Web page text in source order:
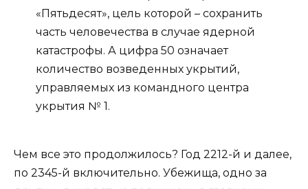
«Пятьдесят», цель которой – сохранить
часть человечества в случае ядерной
катастрофы. А цифра 50 означает
количество возведенных укрытий,
управляемых из командного центра
укрытия № 1.
Чем все это продолжилось? Год 2212-й и далее,
по 2345-й включительно. Убежища, одно за